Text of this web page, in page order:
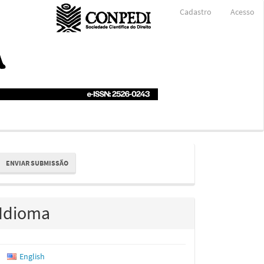
Cadastro Acesso
ENVIAR SUBMISSÃO
Idioma
English